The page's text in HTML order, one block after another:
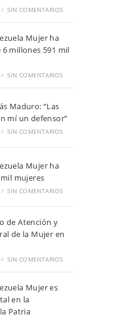
/ SIN COMENTARIOS
Mujer ha
millones 591 mil
/ SIN COMENTARIOS
Maduro: “Las
mí un defensor”
/ SIN COMENTARIOS
Mujer ha
mujeres
/ SIN COMENTARIOS
de Atención y
de la Mujer en
/ SIN COMENTARIOS
Mujer es
en la
Patria